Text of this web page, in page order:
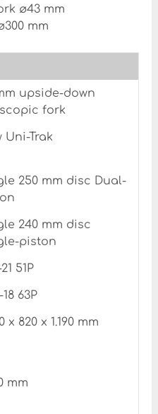
ø43 mm
mm
upside-down
fork
Uni-Trak
250 mm disc Dual-
240 mm disc
piston
51P
18 63P
x 820 x 1.190 mm
mm